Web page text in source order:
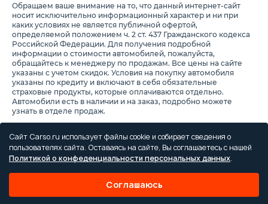
Обращаем ваше внимание на то, что данный интернет-сайт
носит исключительно информационный характер и ни при
каких условиях не является публичной офертой,
определяемой положением ч. 2 ст. 437 Гражданского кодекса
Российской Федерации. Для получения подробной
информации о стоимости автомобилей, пожалуйста,
обращайтесь к менеджеру по продажам. Все цены на сайте
указаны с учетом скидок. Условия на покупку автомобиля
указаны по кредиту и включают в себя обязательные
страховые продукты, которые оплачиваются отдельно.
Автомобили есть в наличии и на заказ, подробно можете
узнать в отделе продаж.
Предоставляя свои персональные данные и используя
настоящий веб-сайт, Вы соглашаетесь с обработкой Ваших
персональных данных и принимаете условия их обработки.
Сайт Carso.ru использует файлы cookie и собирает сведения о
пользователях сайта. Оставаясь на сайте, Вы соглашаетесь с нашей
Политикой о конфеденциальности персональных данных.
Соглашаюсь